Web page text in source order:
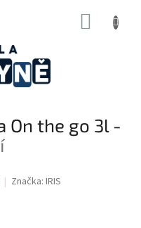
On the go 3l -
Značka: IRIS